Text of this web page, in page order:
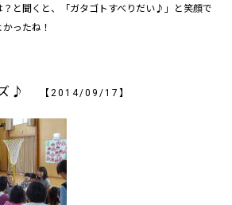
と聞くと、「ガタゴトすべりだい♪」と笑顔で
ったね！
ズ♪ 【2014/09/17】